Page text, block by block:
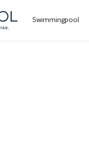
Swimmingpool